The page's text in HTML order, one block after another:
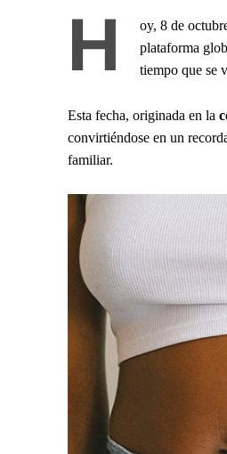
H oy, 8 de
plataforma
tiempo que se
Esta fecha, originada en la
convirtiéndose en un
familiar.